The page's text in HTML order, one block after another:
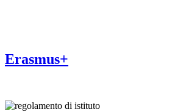
Erasmus+